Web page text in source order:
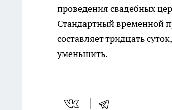
проведения свадебных
Стандартный временной
составляет тридцать
уменьшить.